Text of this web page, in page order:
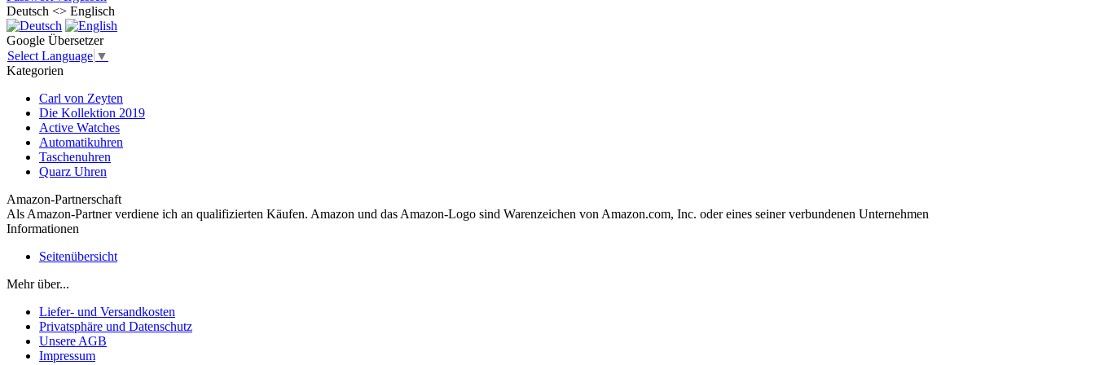
Deutsch <> Englisch
Google Übersetzer
Select Language ▼
Kategorien
Carl von Zeyten
Die Kollektion 2019
Active Watches
Automatikuhren
Taschenuhren
Quarz Uhren
Amazon-Partnerschaft
Als Amazon-Partner verdiene ich an qualifizierten Käufen. Amazon und das Amazon-Logo sind Warenzeichen von Amazon.com, Inc. oder eines seiner verbundenen Unternehmen
Informationen
Seitenübersicht
Mehr über...
Liefer- und Versandkosten
Privatsphäre und Datenschutz
Unsere AGB
Impressum